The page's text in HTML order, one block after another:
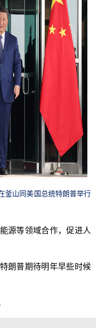
釜山同美国总统特朗普举行
源等领域合作，促进人
朗普期待明年早些时候